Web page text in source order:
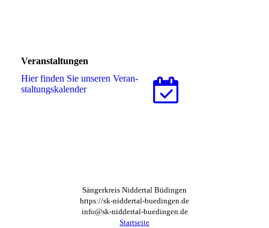
Veranstaltungen
Hier finden Sie unseren Ver­an­
stal­tungs­ka­len­der
Sängerkreis Niddertal Büdingen
https://sk-niddertal-buedingen.de
info@sk-niddertal-buedingen.de
Startseite